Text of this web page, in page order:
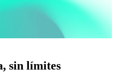
, sin límites